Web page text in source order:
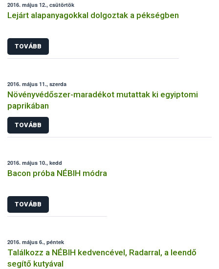
2016. május 12., csütörtök
Lejárt alapanyagokkal dolgoztak a pékségben
TOVÁBB
2016. május 11., szerda
Növényvédőszer-maradékot mutattak ki egyiptomi
paprikában
TOVÁBB
2016. május 10., kedd
Bacon próba NÉBIH módra
TOVÁBB
2016. május 6., péntek
Találkozz a NÉBIH kedvencével, Radarral, a leendő
segítő kutyával